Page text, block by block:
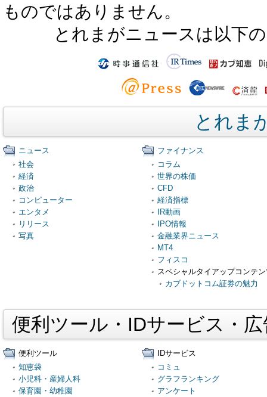
ものではありません。
とれまがニュースは以下
とれま
ニュース
社会
経済
政治
コンピューター
エンタメ
リリース
写真
ファイナンス
コラム
世界の株価
CFD
経済指標
IR動画
IPO情報
金融業界ニュース
MT4
フィスコ
スペシャルタイアップコンテ
カブドットコム証券の魅力
便利ツール・IDサービス・
便利ツール
知恵袋
小児科・産婦人科
保育園・幼稚園
IDサービス
コミュ
グラフランキング
アンケート